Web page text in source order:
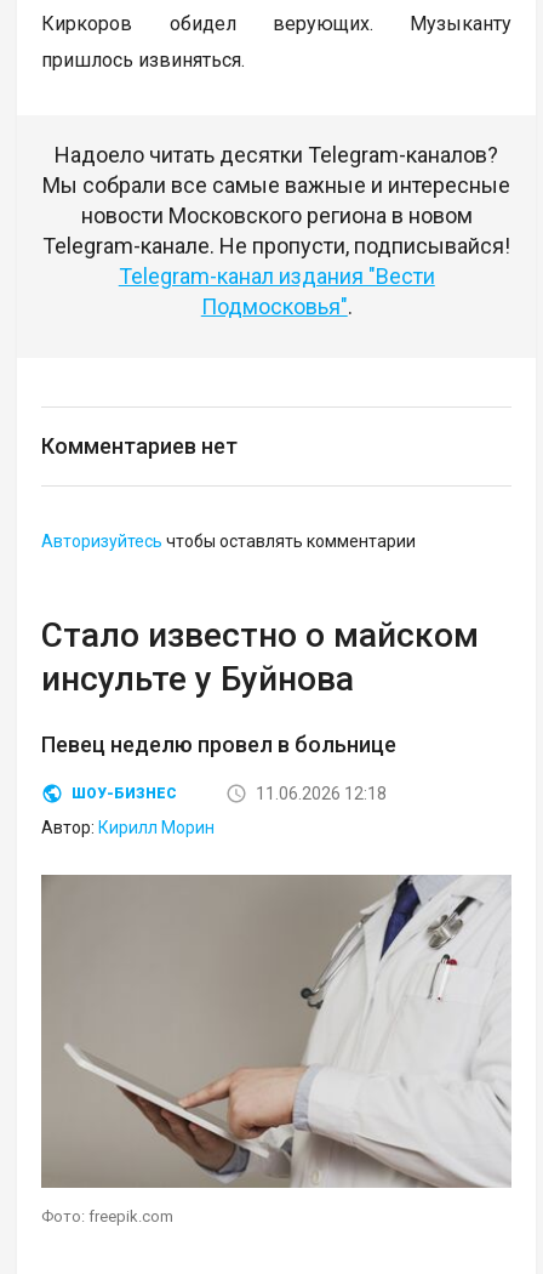
Киркоров обидел верующих. Музыканту
пришлось извиняться.
Надоело читать десятки Telegram-каналов?
Мы собрали все самые важные и интересные
новости Московского региона в новом
Telegram-канале. Не пропусти, подписывайся!
Telegram-канал издания "Вести
Подмосковья".
Комментариев нет
Авторизуйтесь чтобы оставлять комментарии
Стало известно о майском
инсульте у Буйнова
Певец неделю провел в больнице
ШОУ-БИЗНЕС
11.06.2026 12:18
Автор: Кирилл Морин
Фото: freepik.com